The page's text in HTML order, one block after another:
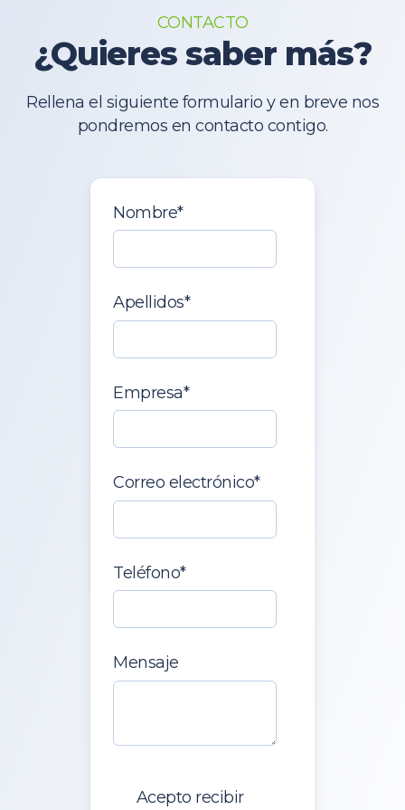
CONTACTO
¿Quieres saber más?
Rellena el siguiente formulario y en breve nos
pondremos en contacto contigo.
Nombre*
Apellidos*
Empresa*
Correo electrónico*
Teléfono*
Mensaje
Acepto recibir